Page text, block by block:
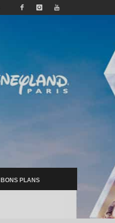
BONS PLANS